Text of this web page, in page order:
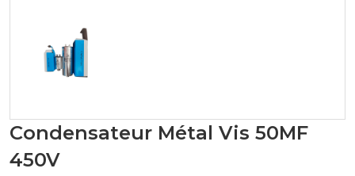
Condensateur Métal Vis 50MF
450V